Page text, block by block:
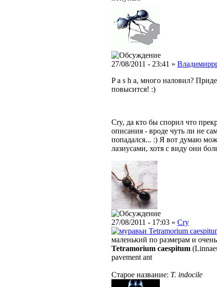
27/08/2011 - 23:41 »
P a s h a, много наловил?
повысится! :)
Cry, да кто бы спорил что
описания - вроде чуть ли не
попадался... :) Я вот думаю
лазиусами, хотя с виду они
27/08/2011 - 17:03 » Cry
Tetramorium
маленький по размерам и
Tetramorium caespitum
pavement ant
Старое название: T. indocile